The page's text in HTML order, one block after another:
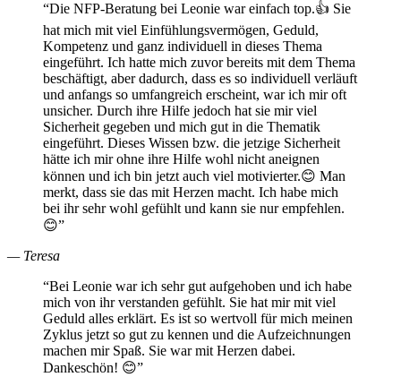
“Die NFP-Beratung bei Leonie war einfach top.👍 Sie
hat mich mit viel Einfühlungsvermögen, Geduld,
Kompetenz und ganz individuell in dieses Thema
eingeführt. Ich hatte mich zuvor bereits mit dem Thema
beschäftigt, aber dadurch, dass es so individuell verläuft
und anfangs so umfangreich erscheint, war ich mir oft
unsicher. Durch ihre Hilfe jedoch hat sie mir viel
Sicherheit gegeben und mich gut in die Thematik
eingeführt. Dieses Wissen bzw. die jetzige Sicherheit
hätte ich mir ohne ihre Hilfe wohl nicht aneignen
können und ich bin jetzt auch viel motivierter.😊 Man
merkt, dass sie das mit Herzen macht. Ich habe mich
bei ihr sehr wohl gefühlt und kann sie nur empfehlen.
😊”
— Teresa
“Bei Leonie war ich sehr gut aufgehoben und ich habe
mich von ihr verstanden gefühlt. Sie hat mir mit viel
Geduld alles erklärt. Es ist so wertvoll für mich meinen
Zyklus jetzt so gut zu kennen und die Aufzeichnungen
machen mir Spaß. Sie war mit Herzen dabei.
Dankeschön! 😊”